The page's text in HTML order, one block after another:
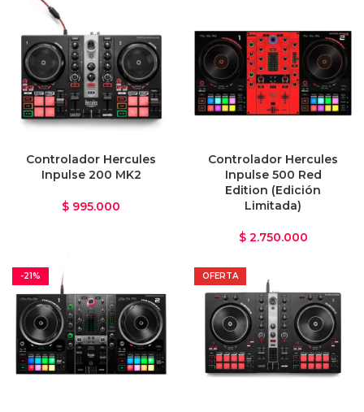
Controlador Hercules
Inpulse 200 MK2
$ 995.000
Controlador Hercules
Inpulse 500 Red
Edition (Edición
Limitada)
$2.750.000
-21% OFERTA